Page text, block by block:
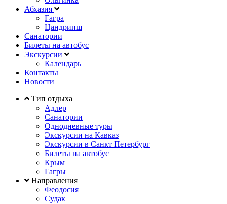
Абхазия
Гагра
Цандрипш
Санатории
Билеты на автобус
Экскурсии
Календарь
Контакты
Новости
Тип отдыха
Адлер
Санатории
Однодневные туры
Экскурсии на Кавказ
Экскурсии в Санкт Петербург
Билеты на автобус
Крым
Гагры
Направления
Феодосия
Судак